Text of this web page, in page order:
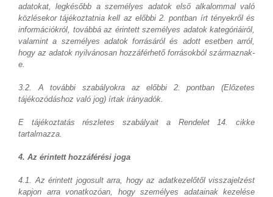
adatokat, legkésőbb a személyes adatok első alkalommal való
közlésekor tájékoztatnia kell az előbbi 2. pontban írt tényekről és
információkról, továbbá az érintett személyes adatok kategóriáiról,
valamint a személyes adatok forrásáról és adott esetben arról,
hogy az adatok nyilvánosan hozzáférhető forrásokból származnak-
e.
3.2. A további szabályokra az előbbi 2. pontban (Előzetes
tájékozódáshoz való jog) írtak irányadók.
E tájékoztatás részletes szabályait a Rendelet 14. cikke
tartalmazza.
4. Az érintett hozzáférési joga
4.1. Az érintett jogosult arra, hogy az adatkezelőtől visszajelzést
kapjon arra vonatkozóan, hogy személyes adatainak kezelése